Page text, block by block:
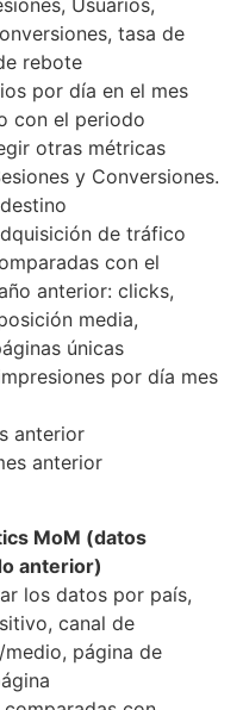
Usuarios,
tasa de
rebote
por día en el mes
con el periodo
otras métricas
y Conversiones.
de tráfico
con el
anterior: clicks,
media,
únicas
por día mes
anterior
anterior
MoM (datos
anterior)
los datos por país,
canal de
página de